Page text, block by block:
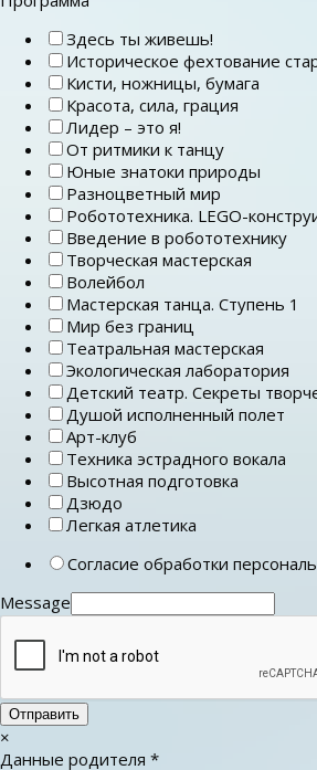
Здесь ты живешь!
Историческое фехтование
Кисти, ножницы, бумага
Красота, сила, грация
Лидер – это я!
От ритмики к танцу
Юные знатоки природы
Разноцветный мир
Робототехника. LEGO-
Введение в робототехнику
Творческая мастерская
Волейбол
Мастерская танца. Ступень 1
Мир без границ
Театральная мастерская
Экологическая лаборатория
Детский театр. Секреты
Душой исполненный полет
Арт-клуб
Техника эстрадного вокала
Высотная подготовка
Дзюдо
Легкая атлетика
Согласие обработки
Message
Отправить
×
Данные родителя *